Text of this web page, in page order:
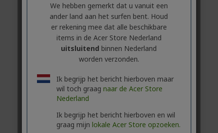
We hebben gemerkt dat u vanuit een
ander land aan het surfen bent. Houd
er rekening mee dat alle beschikbare
items in de Acer Store Nederland
uitsluitend binnen Nederland
worden verzonden.
Ik begrijp het bericht hierboven maar
wil toch graag naar de Acer Store
Nederland
Ik begrijp het bericht hierboven en wil
graag mijn lokale Acer Store opzoeken.